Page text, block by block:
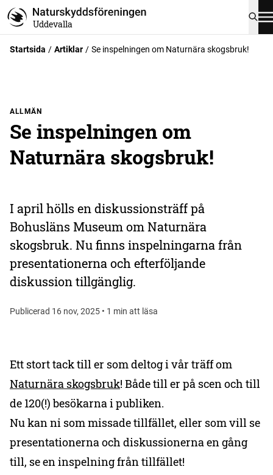
Uddevalla
Startsida Artiklar Se inspelningen om Naturnära skogsbruk!
ALLMÄN
Se inspelningen om
Naturnära skogsbruk!
I april hölls en diskussionsträff på
Bohusläns Museum om Naturnära
skogsbruk. Nu finns inspelningarna från
presentationerna och efterföljande
diskussion tillgänglig.
Publicerad 16 nov, 2025 • 1 min att läsa
Ett stort tack till er som deltog i vår träff om
Naturnära skogsbruk! Både till er på scen och till
de 120(!) besökarna i publiken.
Nu kan ni som missade tillfället, eller som vill se
presentationerna och diskussionerna en gång
till, se en inspelning från tillfället!